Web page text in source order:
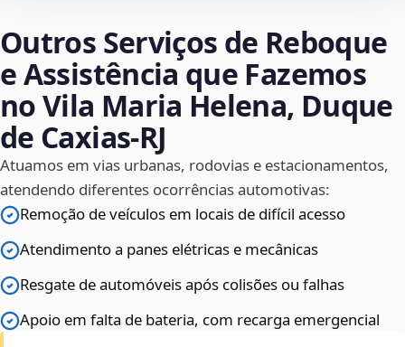
Outros Serviços de Reboque
e Assistência que Fazemos
no Vila Maria Helena, Duque
de Caxias‑RJ
Atuamos em vias urbanas, rodovias e estacionamentos,
atendendo diferentes ocorrências automotivas:
Remoção de veículos em locais de difícil acesso
Atendimento a panes elétricas e mecânicas
Resgate de automóveis após colisões ou falhas
Apoio em falta de bateria, com recarga emergencial